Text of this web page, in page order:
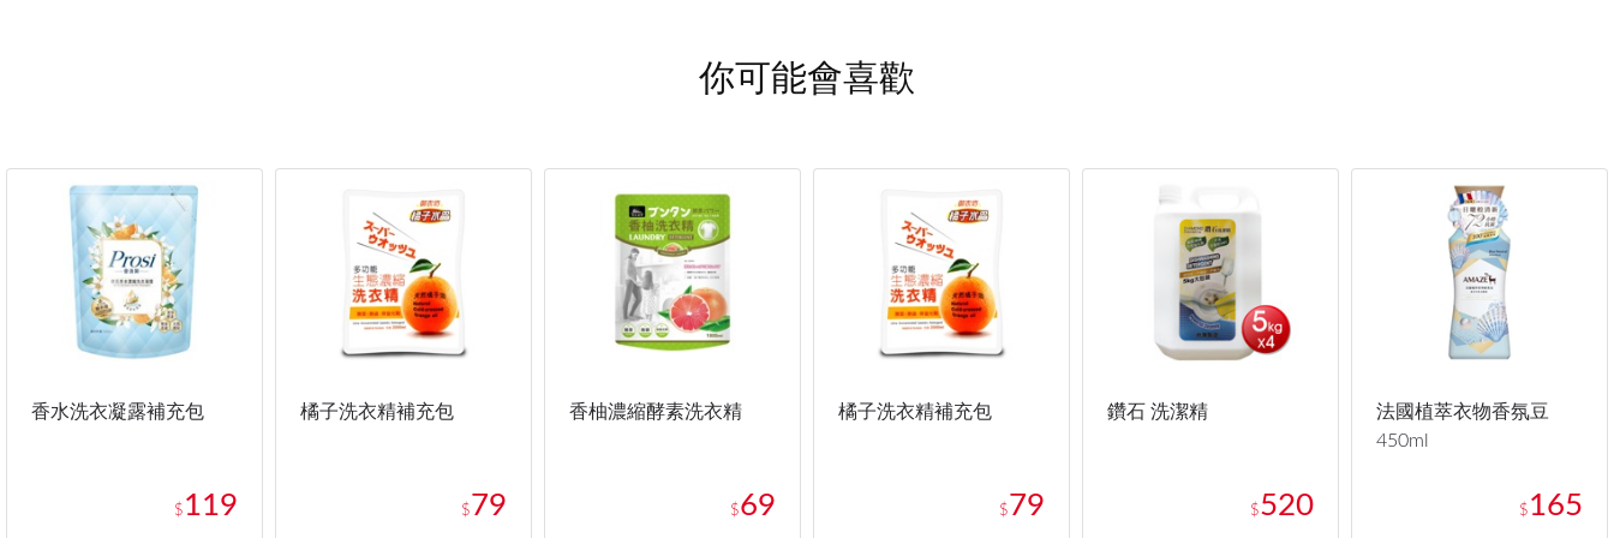
你可能會喜歡
香水洗衣凝露補充包
$ 119
橘子洗衣精補充包
$79
香柚濃縮酵素洗衣精
$69
橘子洗衣精補充包
$79
鑽石 洗潔精
$520
法國植萃衣物香氛豆
450ml
$ 165